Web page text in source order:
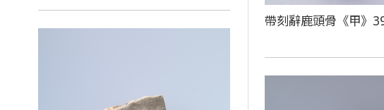
帶刻辭鹿頭骨《甲》